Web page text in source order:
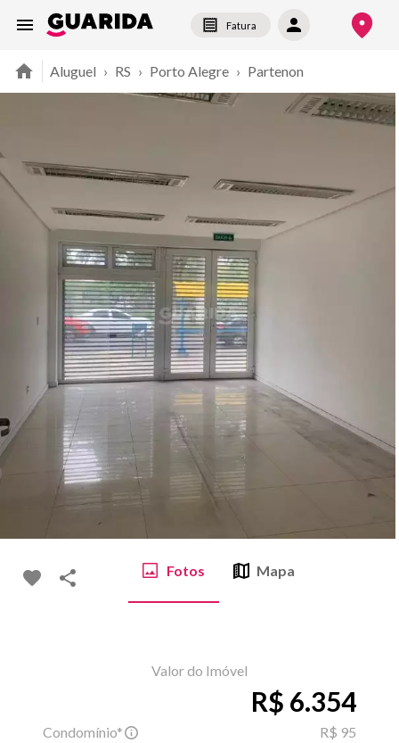
Fatura
Aluguel › RS › Porto Alegre › Partenon
Fotos Mapa
Valor do Imóvel
R$ 6.354
Condomínio*
R$ 95